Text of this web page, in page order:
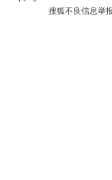
搜狐不良信息举